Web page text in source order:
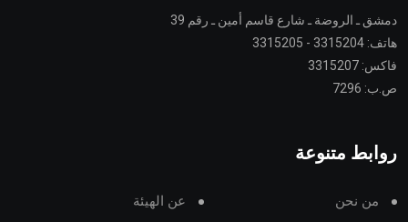
دمشق ـ الروضة ـ شارع قاسم أمين ـ رقم 39
هاتف: 3315204 - 3315205
فاكس: 3315207
ص.ب: 7296
روابط متنوعة
من نحن عن الهيئة